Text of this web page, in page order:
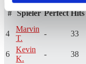
# Spieler Perfect Hits
4
Marvin
T.
- 33
6
Kevin
K.
- 38